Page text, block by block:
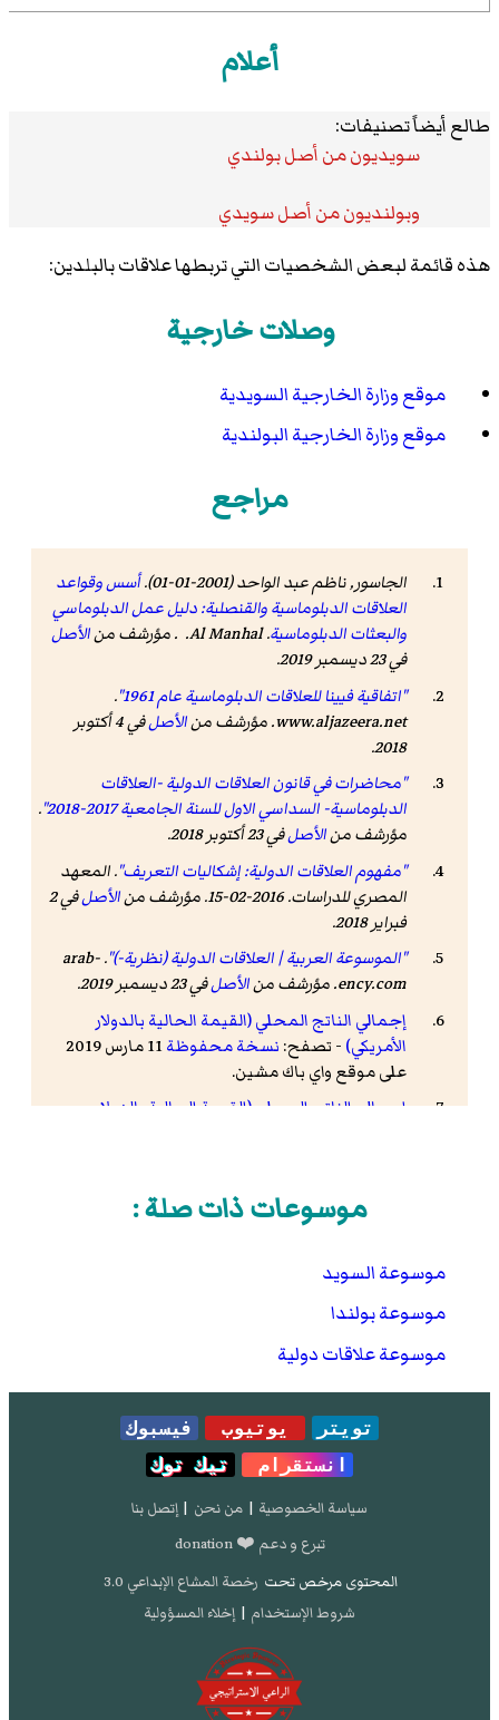
أعلام
طالع أيضاً تصنيفات:
سويديون من أصل بولندي
وبولنديون من أصل سويدي
هذه قائمة لبعض الشخصيات التي تربطها علاقات بالبلدين:
وصلات خارجية
موقع وزارة الخارجية السويدية
موقع وزارة الخارجية البولندية
مراجع
الجاسور, ناظم عبد الواحد (2001-01-01).
أسس وقواعد
العلاقات الدبلوماسية والقنصلية: دليل عمل الدبلوماسي
والبعثات الدبلوماسية. Al Manhal. . مؤرشف من
الأصل
في 23 ديسمبر 2019.
"اتفاقية فيينا للعلاقات الدبلوماسية عام 1961"
.
www.aljazeera.net. مؤرشف منالأصل
في 4 أكتوبر
2018
.
"محاضرات في قانون العلاقات الدولية -العلاقات
الدبلوماسية- السداسي الاول للسنة الجامعية 2017-2018"
.
مؤرشف منالأصلفي 23 أكتوبر 2018.
"مفهوم العلاقات الدولية: إشكاليات التعريف".المعهد
المصري للدراسات. 2016-02-15. مؤرشف من الأصل
في 2
فبراير 2018
.
"الموسوعة العربية | العلاقات الدولية (نظرية-)".
arab-
ency.com. مؤرشف منالأصلفي 23 ديسمبر 2019
.
إجمالي الناتج المحلي (القيمة الحالية بالدولار
الأمريكي) - تصفح: نسخة محفوظة
11 مارس 2019
على موقع واي باك مشين.
إجمالي الناتج المحلي (القيمة الحالية بالدولار
إجمالي الدخل القومي، وفقا لتعادل القوة الشرائية
(بالأسعار الجارية للدولار الدولي)- تصفح:
نصيب الفرد من إجمالي الناتج المحلي (بالأسعار
الجارية للدولار الأمريكي)
نصيب الفرد من إجمالي الناتج المحلي، وفقا لتعادل
القوة الشرائية (بالأسعار الجارية للدولار الدولي)-
تصفح:نسخة محفوظة
22 يونيو 2019 على موقع واي
باك مشين.
Human Development Reports- تصفح:
محفوظة8 مايو 2019 على موقع واي باك مشين.
Human Development Reports- تصفح:
محفوظة
30 أغسطس 2018 على موقع واي باك
مشين.
نسخة محفوظة
نسخة محفوظة
موسوعات ذات صلة :
موسوعة السويد
موسوعة بولندا
موسوعة علاقات دولية
تويتر يوتيوب
فيسبوك
انستقرام
تيك توك
سياسة الخصوصية | من نحن | إتصل بنا
تبرع و دعم ❤️ donation
المحتوى مرخص تحت رخصة المشاع الإبداعي 3.0
شروط الإستخدام | إخلاء المسؤولية